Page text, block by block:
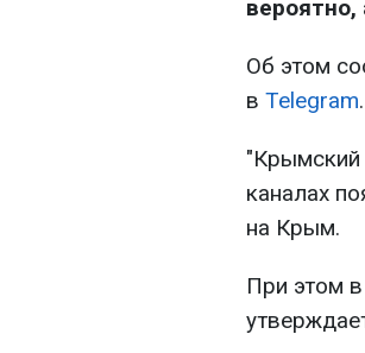
Об этом
в Telegram.
"Крымский
каналах
на Крым.
При этом